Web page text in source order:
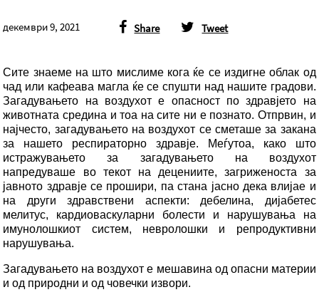
декември 9, 2021 Share Tweet
Сите знаеме на што мислиме кога ќе се издигне облак од
чад или кафеава магла ќе се спушти над нашите градови.
Загадувањето на воздухот е опасност по здравјето на
животната средина и тоа на сите ни е познато. Отпрвин, и
најчесто, загадувањето на воздухот се сметаше за закана
за нашето респираторно здравје. Меѓутоа, како што
истражувањето за загадувањето на воздухот
напредуваше во текот на децениите, загриженоста за
јавното здравје се прошири, па стана јасно дека влијае и
на други здравствени аспекти: дебелина, дијабетес
мелитус, кардиоваскуларни болести и нарушувања на
имунолошкиот систем, невролошки и репродуктивни
нарушувања.
Загадувањето на воздухот е мешавина од опасни материи
и од природни и од човечки извори.